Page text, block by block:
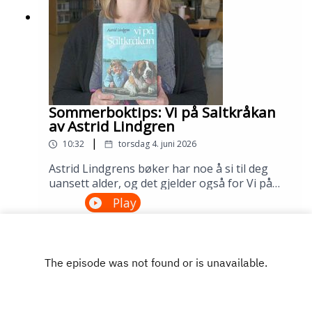
Sommerboktips: Vi på Saltkråkan
av Astrid Lindgren
10:32 | torsdag 4. juni 2026
Astrid Lindgrens bøker har noe å si til deg
uansett alder, og det gjelder også for Vi på
Saltkråkan. Dette er den eneste Lindgren-
boken som ble skrevet etter filmatiseringen,
generasjon. Lån den på biblioteket ditt!---
Innspilt på Sandnes bibliotek i april
Play